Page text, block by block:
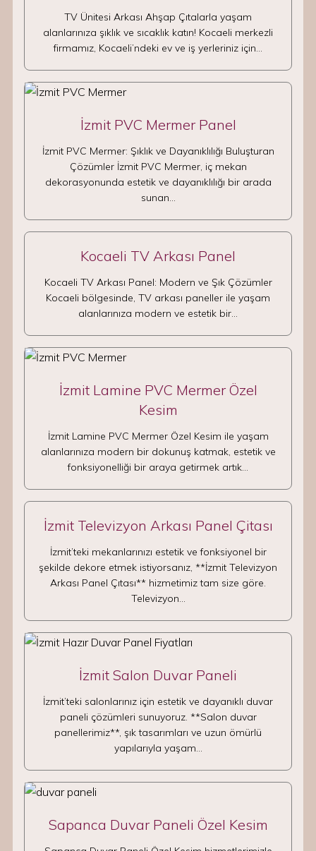
TV Ünitesi Arkası Ahşap Çıtalarla yaşam
alanlarınıza şıklık ve sıcaklık katın! Kocaeli merkezli
firmamız, Kocaeli’ndeki ev ve iş yerleriniz için…
İzmit PVC Mermer Panel
İzmit PVC Mermer: Şıklık ve Dayanıklılığı Buluşturan
Çözümler İzmit PVC Mermer, iç mekan
dekorasyonunda estetik ve dayanıklılığı bir arada
sunan…
Kocaeli TV Arkası Panel
Kocaeli TV Arkası Panel: Modern ve Şık Çözümler
Kocaeli bölgesinde, TV arkası paneller ile yaşam
alanlarınıza modern ve estetik bir…
İzmit Lamine PVC Mermer Özel
Kesim
İzmit Lamine PVC Mermer Özel Kesim ile yaşam
alanlarınıza modern bir dokunuş katmak, estetik ve
fonksiyonelliği bir araya getirmek artık…
İzmit Televizyon Arkası Panel Çitası
İzmit’teki mekanlarınızı estetik ve fonksiyonel bir
şekilde dekore etmek istiyorsanız, **İzmit Televizyon
Arkası Panel Çıtası** hizmetimiz tam size göre.
Televizyon…
İzmit Salon Duvar Paneli
İzmit’teki salonlarınız için estetik ve dayanıklı duvar
paneli çözümleri sunuyoruz. **Salon duvar
panellerimiz**, şık tasarımları ve uzun ömürlü
yapılarıyla yaşam…
Sapanca Duvar Paneli Özel Kesim